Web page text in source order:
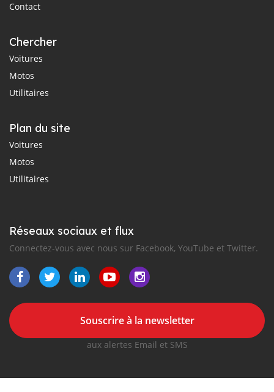
Contact
Chercher
Voitures
Motos
Utilitaires
Plan du site
Voitures
Motos
Utilitaires
Réseaux sociaux et flux
Connectez-vous avec nous sur Facebook, YouTube et Twitter.
Souscrire à la newsletter
aux alertes Email et SMS